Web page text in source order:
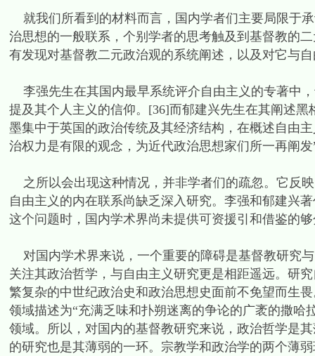
就我们所看到的材料而言，国内学者们主要局限于
治思想的一般联系，个别学者的思考触及到基督教的
有发现对基督教二元政治观的系统阐述，以及对它与
李强先生在其国内最早系统评介自由主义的专著中
提及其个人主义的信仰。[36]而郁建兴先生在其阐述
墨集中于英国的政治传统及其经济结构，在概述自由
治权力是有限的观念，为近代政治思想家们所一再阐
之所以会出现这种情况，并非学者们的疏忽。它反
自由主义的内在联系尚缺乏深入研究。李强和郁建兴
这个问题时，国内学术界尚未提供可资援引和借鉴的
对国内学术界来说，一个重要的障碍是基督教研究
关注其政治哲学，与自由主义研究更是相距遥远。研
繁复杂的中世纪政治史和政治思想史面前不免望而生
领域描述为“充满乏味和扑朔迷离的争论的广袤的撒
领域。所以，对国内的基督教研究来说，政治哲学是
的研究也是其薄弱的一环。宗教学和政治学的两个薄